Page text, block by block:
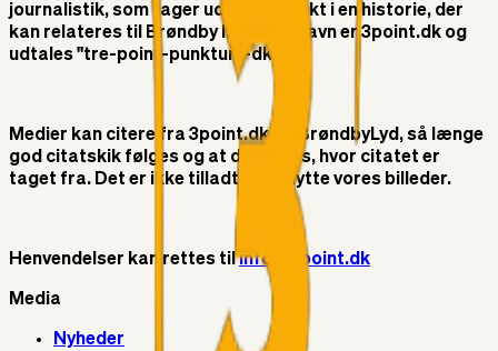
journalistik, som tager udgangspunkt i en historie, der
kan relateres til Brøndby IF. Vores navn er 3point.dk og
udtales "tre-point-punktum-dk"
Medier kan citere fra 3point.dk og BrøndbyLyd, så længe
god citatskik følges og at der linkes, hvor citatet er
taget fra. Det er ikke tilladt at benytte vores billeder.
Henvendelser kan rettes tilinfo@3point.dk
Media
Nyheder